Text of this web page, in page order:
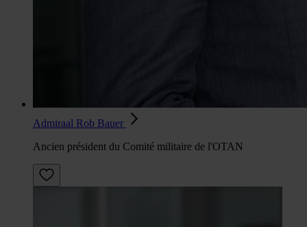
Admiraal Rob Bauer
Ancien président du Comité militaire de l'OTAN